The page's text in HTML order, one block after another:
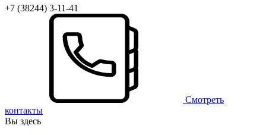
+7 (38244) 3-11-41
Смотреть
контакты
Вы здесь